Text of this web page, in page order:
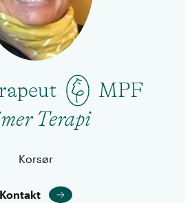
MPF
Terapi
Korsør
Kontakt